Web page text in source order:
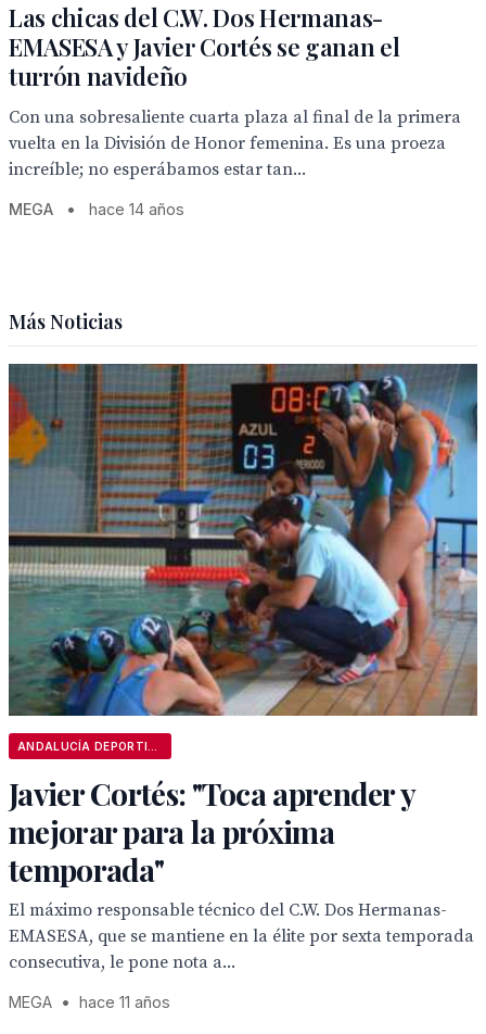
Las chicas del C.W. Dos Hermanas-
EMASESA y Javier Cortés se ganan el
turrón navideño
Con una sobresaliente cuarta plaza al final de la primera
vuelta en la División de Honor femenina. Es una proeza
increíble; no esperábamos estar tan...
MEGA • hace 14 años
Más Noticias
Javier Cortés: "Toca aprender y
mejorar para la próxima
temporada"
El máximo responsable técnico del C.W. Dos Hermanas-
EMASESA, que se mantiene en la élite por sexta temporada
consecutiva, le pone nota a...
MEGA • hace 11 años